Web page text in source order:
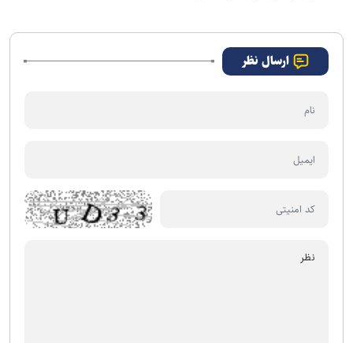
ارسال نظر